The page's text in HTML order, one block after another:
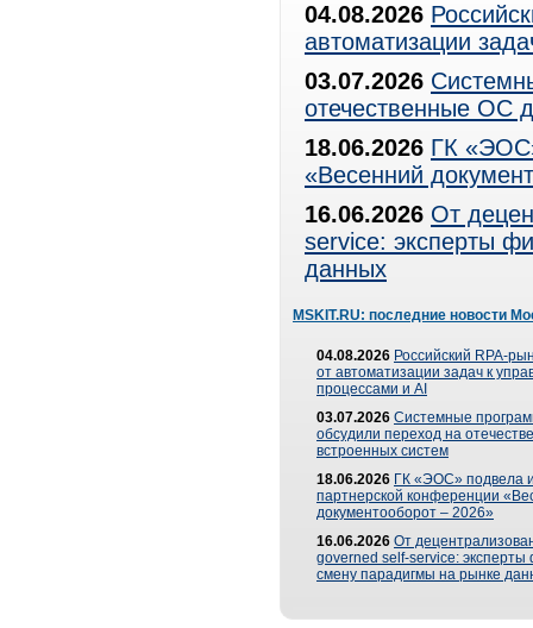
04.08.2026
автоматизации
03.07.2026
отечественные ОС
18.06.2026 ГК
«Весенний
16.06.2026 От
service: эксперты
данных
MSKIT.RU: последние новости
04.08.2026 Российский RPA-
от автоматизации задач к
процессами и AI
03.07.2026 Системные
обсудили переход на
встроенных систем
18.06.2026 ГК «ЭОС» подвела
партнерской конференции
документооборот – 2026»
16.06.2026 От
governed self-service: эксперты
смену парадигмы на рынке